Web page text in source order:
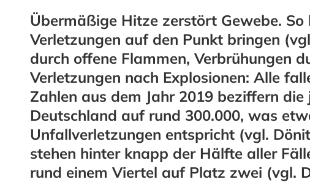
Übermäßige Hitze zerstört Gewebe. So
Verletzungen auf den Punkt bringen
durch offene Flammen, Verbrühungen
Verletzungen nach Explosionen: Alle
Zahlen aus dem Jahr 2019 beziffern die
Deutschland auf rund 300.000, was
Unfallverletzungen entspricht (vgl.
stehen hinter knapp der Hälfte aller
rund einem Viertel auf Platz zwei (vgl.